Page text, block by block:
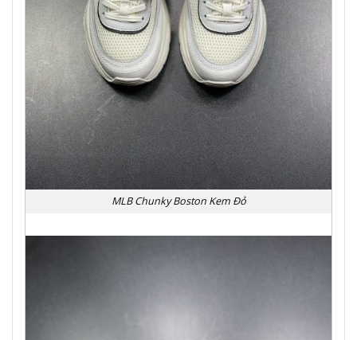
MLB Chunky Boston Kem Đỏ